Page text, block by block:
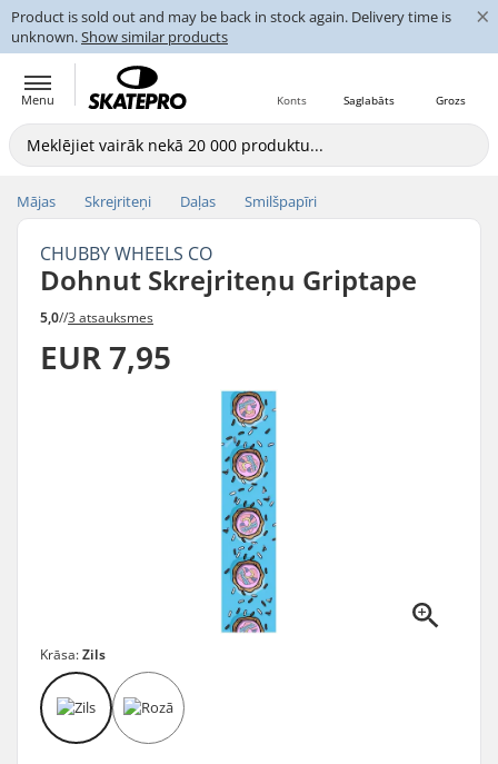
Product is sold out and may be back in stock again. Delivery time is
unknown.Show similar products
×
Menu Grozs
Saglabāts
Konts
Mājas Skrejriteņi Daļas Smilšpapīri
CHUBBY WHEELS CO
Dohnut Skrejriteņu Griptape
5,0//3 atsauksmes
EUR 7,95
Krāsa:Zils